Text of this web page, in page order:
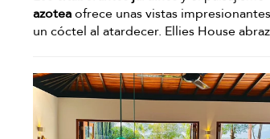
azoteaofrece unas vistas
un cóctel al atardecer. Ellies House